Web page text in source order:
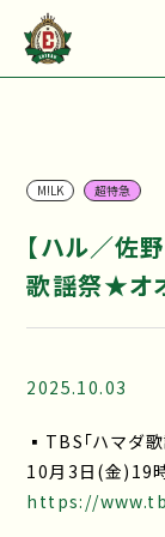
M!LK 超特急
【ハル／佐
歌謡祭★オ
2025.10.03
▪TBS「ハマダ
10月3日(金)19
https://